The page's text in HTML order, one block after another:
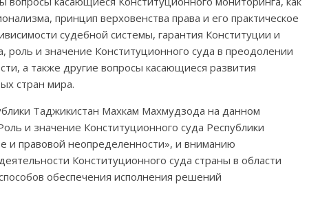
принцип верховенства права и его практическое
судебной системы, гаран­тия Конституции и
и значение Конституционного суда в преодоле­нии
а также другие вопросы касающиеся развития
стран мира.
Таджикистан Махкам Махмуд­зода на данном
и значение Конституционного суда Республики
и правовой неопределенности», и вниманию
Конституцион­ного суда страны в области
обеспечения исполнения решений